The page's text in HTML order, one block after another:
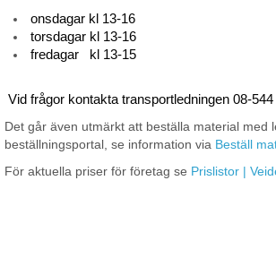
onsdagar kl 13-16
torsdagar kl 13-16
fredagar kl 13-15
Vid frågor kontakta transportledningen 08-
Det går även utmärkt att beställa material med
beställningsportal, se information via Beställ
För aktuella priser för företag se Prislistor |